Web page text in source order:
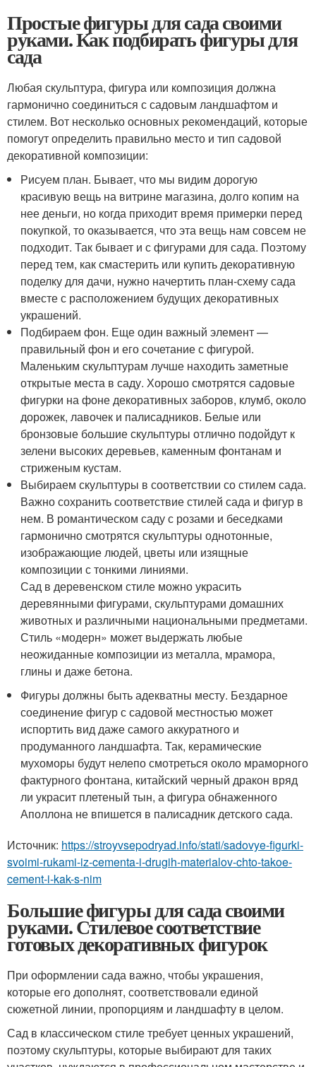
Простые фигуры для сада своими
руками. Как подбирать фигуры для
сада
Любая скульптура, фигура или композиция должна
гармонично соединиться с садовым ландшафтом и
стилем. Вот несколько основных рекомендаций, которые
помогут определить правильно место и тип садовой
декоративной композиции:
Рисуем план. Бывает, что мы видим дорогую
красивую вещь на витрине магазина, долго копим на
нее деньги, но когда приходит время примерки перед
покупкой, то оказывается, что эта вещь нам совсем не
подходит. Так бывает и с фигурами для сада. Поэтому
перед тем, как смастерить или купить декоративную
поделку для дачи, нужно начертить план-схему сада
вместе с расположением будущих декоративных
украшений.
Подбираем фон. Еще один важный элемент —
правильный фон и его сочетание с фигурой.
Маленьким скульптурам лучше находить заметные
открытые места в саду. Хорошо смотрятся садовые
фигурки на фоне декоративных заборов, клумб, около
дорожек, лавочек и палисадников. Белые или
бронзовые большие скульптуры отлично подойдут к
зелени высоких деревьев, каменным фонтанам и
стриженым кустам.
Выбираем скульптуры в соответствии со стилем сада.
Важно сохранить соответствие стилей сада и фигур в
нем. В романтическом саду с розами и беседками
гармонично смотрятся скульптуры однотонные,
изображающие людей, цветы или изящные
композиции с тонкими линиями.
Сад в деревенском стиле можно украсить
деревянными фигурами, скульптурами домашних
животных и различными национальными предметами.
Стиль «модерн» может выдержать любые
неожиданные композиции из металла, мрамора,
глины и даже бетона.
Фигуры должны быть адекватны месту. Бездарное
соединение фигур с садовой местностью может
испортить вид даже самого аккуратного и
продуманного ландшафта. Так, керамические
мухоморы будут нелепо смотреться около мраморного
фактурного фонтана, китайский черный дракон вряд
ли украсит плетеный тын, а фигура обнаженного
Аполлона не впишется в палисадник детского сада.
Источник: https://stroyvsepodryad.info/stati/sadovye-figurki-
svoimi-rukami-iz-cementa-i-drugih-materialov-chto-takoe-
cement-i-kak-s-nim
Большие фигуры для сада своими
руками. Стилевое соответствие
готовых декоративных фигурок
При оформлении сада важно, чтобы украшения,
которые его дополнят, соответствовали единой
сюжетной линии, пропорциям и ландшафту в целом.
Сад в классическом стиле требует ценных украшений,
поэтому скульптуры, которые выбирают для таких